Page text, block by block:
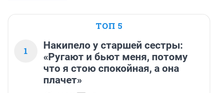
ТОП 5
1
Накипело у старшей сестры:
«Ругают и бьют меня, потому
что я стою спокойная, а она
плачет»